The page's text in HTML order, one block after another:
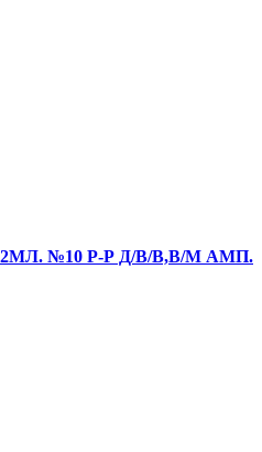
№10 Р-Р Д/В/В,В/М АМП.